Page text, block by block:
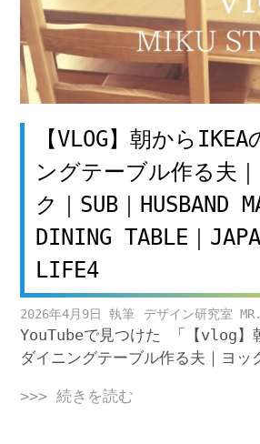
【VLOG】朝から
ングテーブル作る夫
ク｜SUB｜HUSBAND
DINING TABLE｜
LIFE4
2026年4月9日 デザイン研究室
YouTubeで見つけた 「【vlog】
ダイニングテーブル作る夫｜ヨッ
>>> 続きを読む